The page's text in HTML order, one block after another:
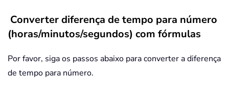
Converter diferença de tempo para número
(horas/minutos/segundos) com fórmulas
Por favor, siga os passos abaixo para converter a diferença
de tempo para número.